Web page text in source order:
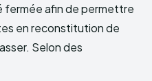
fermée afin de permettre
en reconstitution de
Selon des